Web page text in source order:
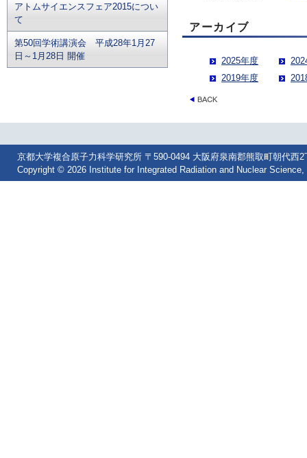
アトムサイエンスフェア2015につい
て
第50回学術講演会 平成28年1月27
日～1月28日 開催
アーカイブ
2025年度
2019年度
京都大学複合原子力科学研究所 〒590-0494 大阪府泉南郡熊取町朝代西
Copyright © 2026 Institute for Integrated Radiation and Nuclear